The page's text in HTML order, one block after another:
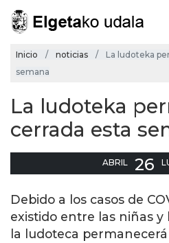
Inicio noticias
La ludoteka
semana
La ludoteka
cerrada esta
ABRIL 26
Debido a los casos de
existido entre las niñas y
la ludoteca